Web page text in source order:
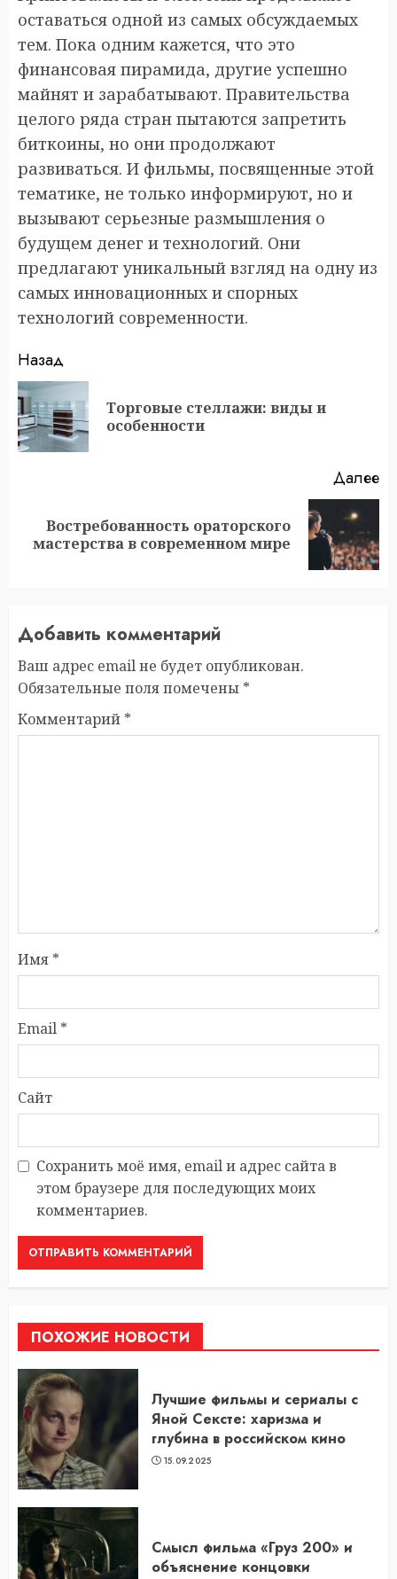
оставаться одной из самых обсуждаемых
тем. Пока одним кажется, что это
финансовая пирамида, другие успешно
майнят и зарабатывают. Правительства
целого ряда стран пытаются запретить
биткоины, но они продолжают
развиваться. И фильмы, посвященные этой
тематике, не только информируют, но и
вызывают серьезные размышления о
будущем денег и технологий. Они
предлагают уникальный взгляд на одну из
самых инновационных и спорных
технологий современности.
Продолжить
чтение
Назад
Торговые стеллажи: виды и
особенности
Далее
Следующая
запись:
Востребованность ораторского
мастерства в современном мире
Добавить комментарий
Ваш адрес email не будет опубликован.
Обязательные поля помечены *
Комментарий *
Имя *
Email *
Сайт
Сохранить моё имя, email и адрес сайта в
этом браузере для последующих моих
комментариев.
ПОХОЖИЕ НОВОСТИ
Лучшие фильмы и сериалы с
Яной Сексте: харизма и
глубина в российском кино
15.09.2025
Смысл фильма «Груз 200» и
объяснение концовки